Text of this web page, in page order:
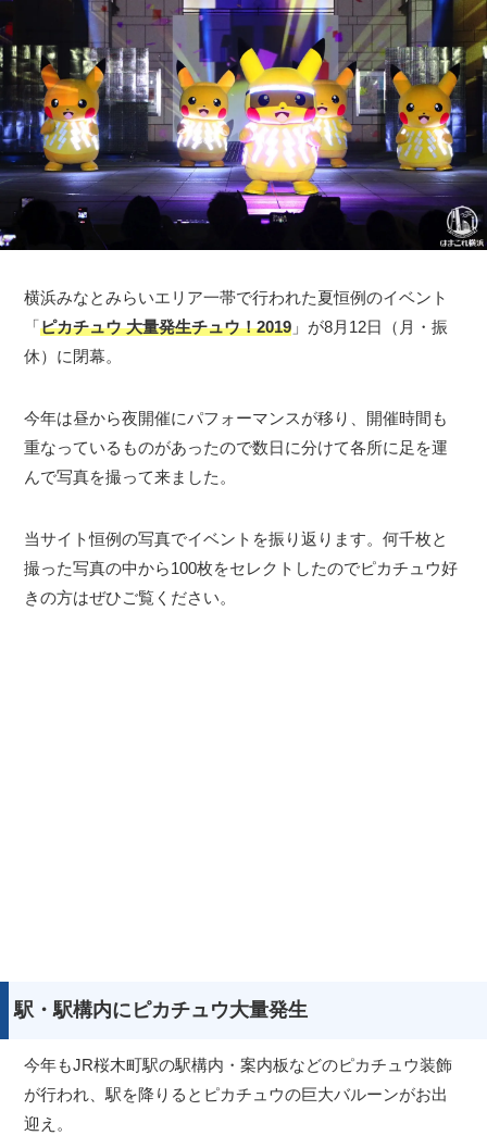
横浜みなとみらいエリア一帯で行われた夏恒例のイベント
「ピカチュウ 大量発生チュウ！2019 」が8月12日（月・振
休）に閉幕。
今年は昼から夜開催にパフォーマンスが移り、開催時間も
重なっているものがあったので数日に分けて各所に足を運
んで写真を撮って来ました。
当サイト恒例の写真でイベントを振り返ります。何千枚と
撮った写真の中から100枚をセレクトしたのでピカチュウ好
きの方はぜひご覧ください。
駅・駅構内にピカチュウ大量発生
今年もJR桜木町駅の駅構内・案内板などのピカチュウ装飾
が行われ、駅を降りるとピカチュウの巨大バルーンがお出
迎え。